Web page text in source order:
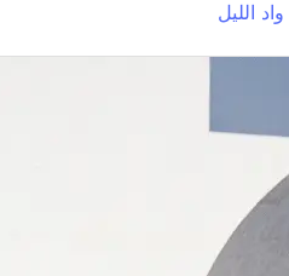
واد الليل